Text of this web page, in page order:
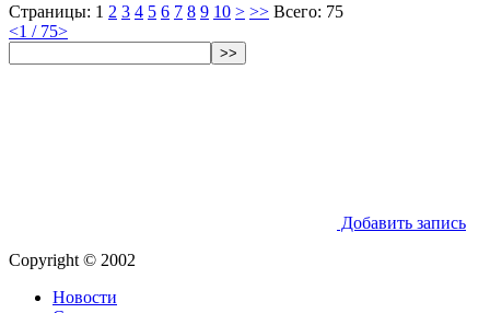
Страницы: 1 2 3 4 5 6 7 8 9 10 > >> Всего: 75
<1 / 75>
>>
Добавить запись
Copyright © 2002
Новости